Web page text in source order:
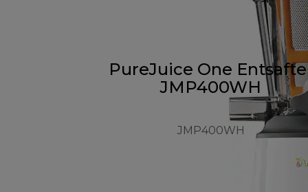
PureJuice One
JMP400WH
JMP400WH